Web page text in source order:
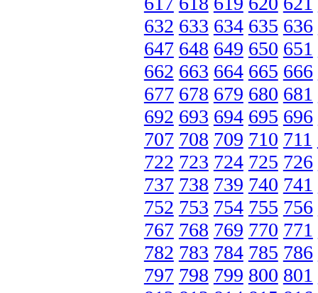
632 633 634 635 636
647 648 649 650 651
662 663 664 665 666
677 678 679 680 681
692 693 694 695 696
707 708 709 710 711
722 723 724 725 726
737 738 739 740 741
752 753 754 755 756
767 768 769 770 771
782 783 784 785 786
797 798 799 800 801